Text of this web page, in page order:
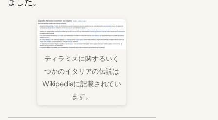
ティラミスに関するいく
つかのイタリアの伝説は
Wikipediaに記載されてい
ます。